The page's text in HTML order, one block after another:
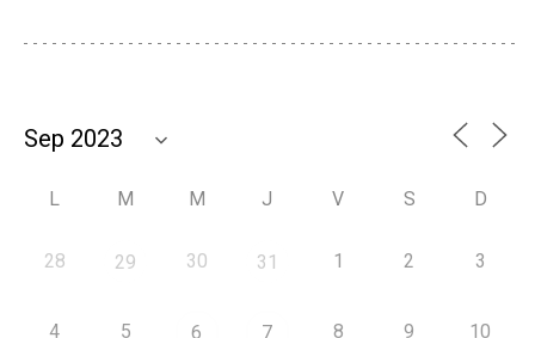
L M M J V S D
28 29 30 31 1 2 3
4 5 6 7 8 9 10